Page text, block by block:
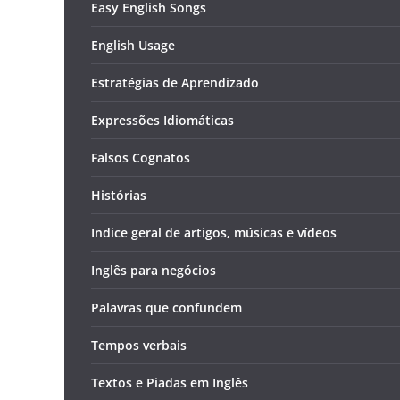
Easy English Songs
English Usage
Estratégias de Aprendizado
Expressões Idiomáticas
Falsos Cognatos
Histórias
Indice geral de artigos, músicas e vídeos
Inglês para negócios
Palavras que confundem
Tempos verbais
Textos e Piadas em Inglês